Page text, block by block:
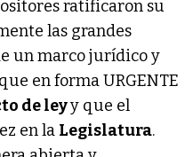
ratificaron su
las grandes
un marco jurídico y
en forma URGENTE
de leyy que el
en la Legislatura.